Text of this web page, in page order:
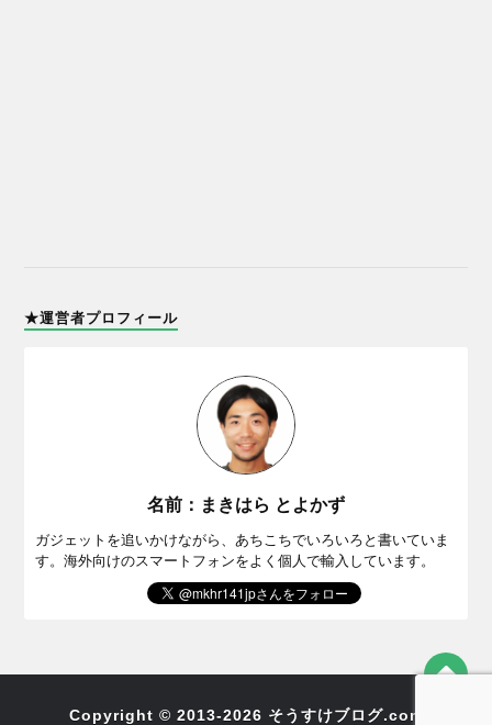
★運営者プロフィール
名前：まきはら とよかず
ガジェットを追いかけながら、あちこちでいろいろと書いていま
す。海外向けのスマートフォンをよく個人で輸入しています。
Copyright © 2013-2026 そうすけブログ.com